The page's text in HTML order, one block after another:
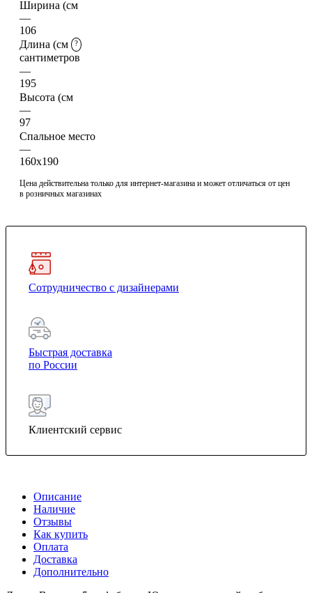
Ширина (см
—
106
Длина (см
?
сантиметров
—
195
Высота (см
—
97
Спальное место
—
160x190
Цена действительна только для интернет-магазина и может отличаться от цен
в розничных магазинах
Сотрудничество с дизайнерами
Быстрая доставка
по России
Клиентский сервис
Описание
Наличие
Отзывы
Как купить
Оплата
Доставка
Дополнительно